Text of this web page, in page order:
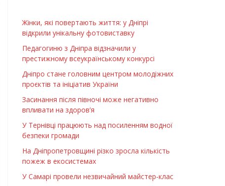
Жінки, які повертають життя: у Дніпрі
відкрили унікальну фотовиставку
Педагогиню з Дніпра відзначили у
престижному всеукраїнському конкурсі
Дніпро стане головним центром молодіжних
проєктів та ініціатив України
Засинання після півночі може негативно
впливати на здоров’я
У Тернівці працюють над посиленням водної
безпеки громади
На Дніпропетровщині різко зросла кількість
пожеж в екосистемах
У Самарі провели незвичайний майстер-клас